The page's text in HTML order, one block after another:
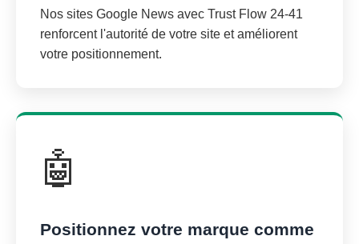
Nos sites Google News avec Trust Flow 24-41
renforcent l'autorité de votre site et améliorent
votre positionnement.
🤖
Positionnez votre marque comme